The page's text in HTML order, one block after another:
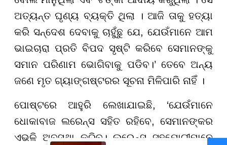
ଅତ୍ୟନ୍ତ ଘୃଣ୍ୟ ବ୍ୟକ୍ତି ଥିଲା । ଆଜି ତାକୁ ହତ୍ୟା
କରି ସନ୍ଦେଶ ଦେବାକୁ ଚାହୁଁଛୁ ଯେ, ଯେଉଁମାନେ ଆମ
ଭାଇଚାରା ପ୍ରତି ବିପଦ ସୃଷ୍ଟି କରିବେ ସେମାନଙ୍କୁ
ସମାନ ପରିଣାମ ଭୋଗିବାକୁ ପଡିବ।’ ତେବେ ଅନ୍ୟ
ଜଣେ ମୃତ ଗ୍ୟାଙ୍ଗଷ୍ଟରର ସୂଚନା ମିଳିପାରି ନାହିଁ ।
ପୋଷ୍ଟରେ ଆହୁରି ଲେଖାଯାଇଛି, ‘ଯେଉଁମାନେ
ଧୋକାବାଜ ଲରେନ୍ସ ସହିତ ରହିବେ, ସେମାନଙ୍କର
ଏଭଳି ଅବସ୍ଥା କରିବୁ। ଲରେନ୍ସ ସହଯୋଗୀମାନେ